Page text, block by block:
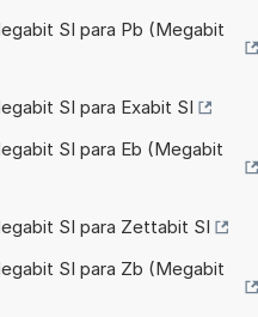
SI para Pb (Megabit
SI para Exabit SI
SI para Eb (Megabit
SI para Zettabit SI
SI para Zb (Megabit